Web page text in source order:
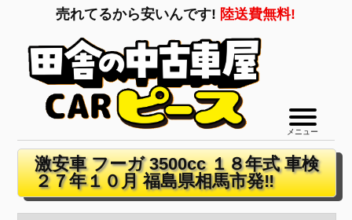
売れてるから安いんです! 陸送費無料!
メニュー
激安車 フーガ 3500cc １８年式 車検
２７年１０月 福島県相馬市発‼